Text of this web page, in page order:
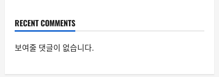
RECENT COMMENTS
보여줄 댓글이 없습니다.